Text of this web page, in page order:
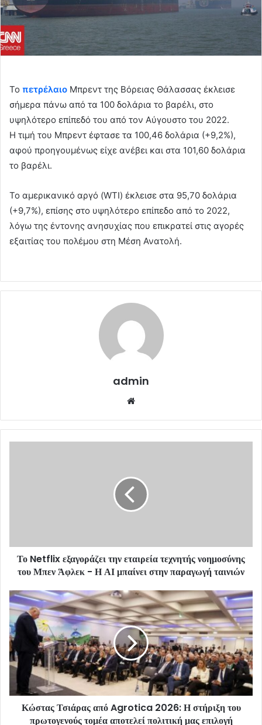
Το πετρέλαιο Μπρεντ της Βόρειας Θάλασσας έκλεισε
σήμερα πάνω από τα 100 δολάρια το βαρέλι, στο
υψηλότερο επίπεδό του από τον Αύγουστο του 2022.
Η τιμή του Μπρεντ έφτασε τα 100,46 δολάρια (+9,2%),
αφού προηγουμένως είχε ανέβει και στα 101,60 δολάρια
το βαρέλι.
Το αμερικανικό αργό (WTI) έκλεισε στα 95,70 δολάρια
(+9,7%), επίσης στο υψηλότερο επίπεδο από το 2022,
λόγω της έντονης ανησυχίας που επικρατεί στις αγορές
εξαιτίας του πολέμου στη Μέση Ανατολή.
admin
Το Netflix εξαγοράζει την εταιρεία τεχνητής νοημοσύνης
του Μπεν Άφλεκ - Η ΑΙ μπαίνει στην παραγωγή ταινιών
Κώστας Τσιάρας από Agrotica 2026: Η στήριξη του
πρωτογενούς τομέα αποτελεί πολιτική μας επιλογή